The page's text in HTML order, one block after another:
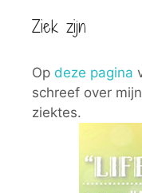
Ziek zijn
Op deze pagina
schreef over
ziektes.